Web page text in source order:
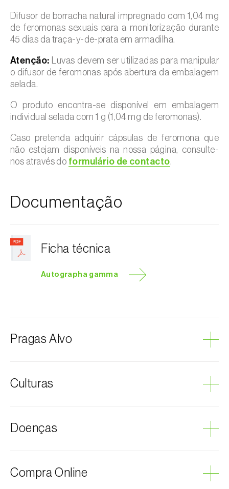
Difusor de borracha natural impregnado com 1,04 mg
de feromonas sexuais para a monitorização durante
45 dias da traça-y-de-prata em armadilha.
Atenção: Luvas devem ser utilizadas para manipular
o difusor de feromonas após abertura da embalagem
selada.
O produto encontra-se disponível em embalagem
individual selada com 1 g (1,04 mg de feromonas).
Caso pretenda adquirir cápsulas de feromona que
não estejam disponíveis na nossa página, consulte-
nos através do formulário de contacto.
Documentação
Ficha técnica
Autographa gamma
Pragas Alvo
Culturas
Alface
Aromáticas, condimentares e medicinais
Doenças
Compra Online